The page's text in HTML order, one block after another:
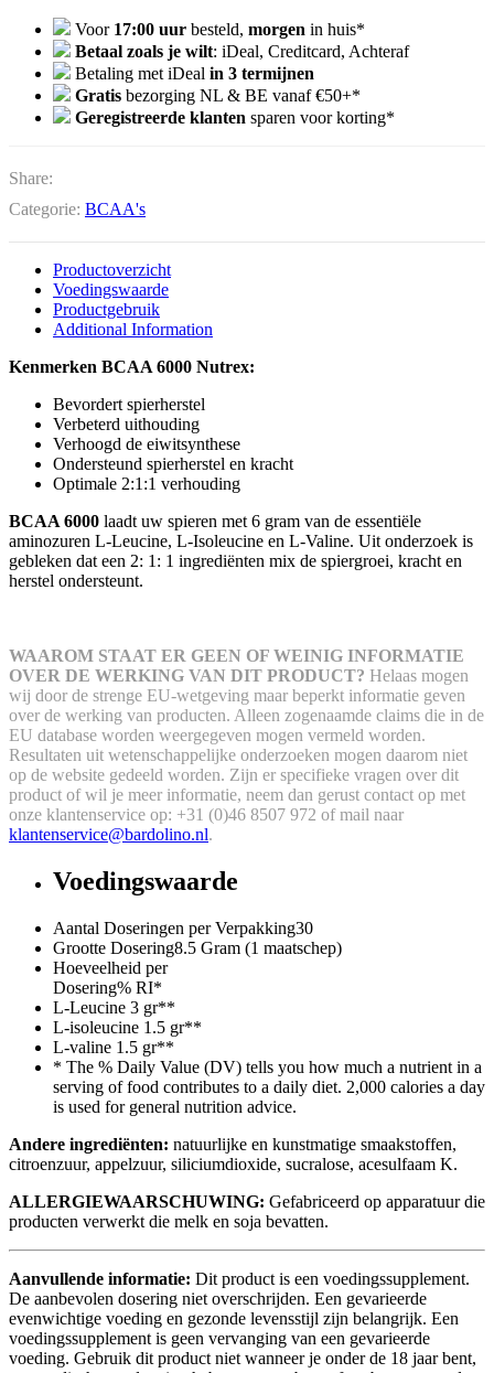
Voor 17:00 uur besteld, morgen in huis*
Betaal zoals je wilt: iDeal, Creditcard, Achteraf
Betaling met iDeal in 3 termijnen
Gratis bezorging NL & BE vanaf €50+*
Geregistreerde klanten sparen voor korting*
Share:
Categorie: BCAA's
Productoverzicht
Voedingswaarde
Productgebruik
Additional Information
Kenmerken BCAA 6000 Nutrex:
Bevordert spierherstel
Verbeterd uithouding
Verhoogd de eiwitsynthese
Ondersteund spierherstel en kracht
Optimale 2:1:1 verhouding
BCAA 6000 laadt uw spieren met 6 gram van de essentiële
aminozuren L-Leucine, L-Isoleucine en L-Valine. Uit onderzoek is
gebleken dat een 2: 1: 1 ingrediënten mix de spiergroei, kracht en
herstel ondersteunt.
WAAROM STAAT ER GEEN OF WEINIG INFORMATIE
OVER DE WERKING VAN DIT PRODUCT? Helaas mogen
wij door de strenge EU-wetgeving maar beperkt informatie geven
over de werking van producten. Alleen zogenaamde claims die in de
EU database worden weergegeven mogen vermeld worden.
Resultaten uit wetenschappelijke onderzoeken mogen daarom niet
op de website gedeeld worden. Zijn er specifieke vragen over dit
product of wil je meer informatie, neem dan gerust contact op met
onze klantenservice op: +31 (0)46 8507 972 of mail naar
klantenservice@bardolino.nl.
Voedingswaarde
Aantal Doseringen per Verpakking30
Grootte Dosering8.5 Gram (1 maatschep)
Hoeveelheid per
Dosering% RI*
L-Leucine 3 gr**
L-isoleucine 1.5 gr**
L-valine 1.5 gr**
* The % Daily Value (DV) tells you how much a nutrient in a
serving of food contributes to a daily diet. 2,000 calories a day
is used for general nutrition advice.
Andere ingrediënten: natuurlijke en kunstmatige smaakstoffen,
citroenzuur, appelzuur, siliciumdioxide, sucralose, acesulfaam K.
ALLERGIEWAARSCHUWING: Gefabriceerd op apparatuur die
producten verwerkt die melk en soja bevatten.
Aanvullende informatie: Dit product is een voedingssupplement.
De aanbevolen dosering niet overschrijden. Een gevarieerde
evenwichtige voeding en gezonde levensstijl zijn belangrijk. Een
voedingssupplement is geen vervanging van een gevarieerde
voeding. Gebruik dit product niet wanneer je onder de 18 jaar bent,